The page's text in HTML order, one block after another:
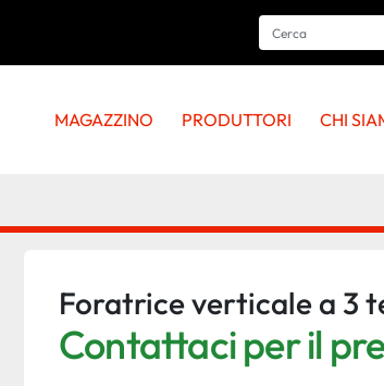
MAGAZZINO PRODUTTORI CHI
Foratrice verticale a 3
Contattaci per il